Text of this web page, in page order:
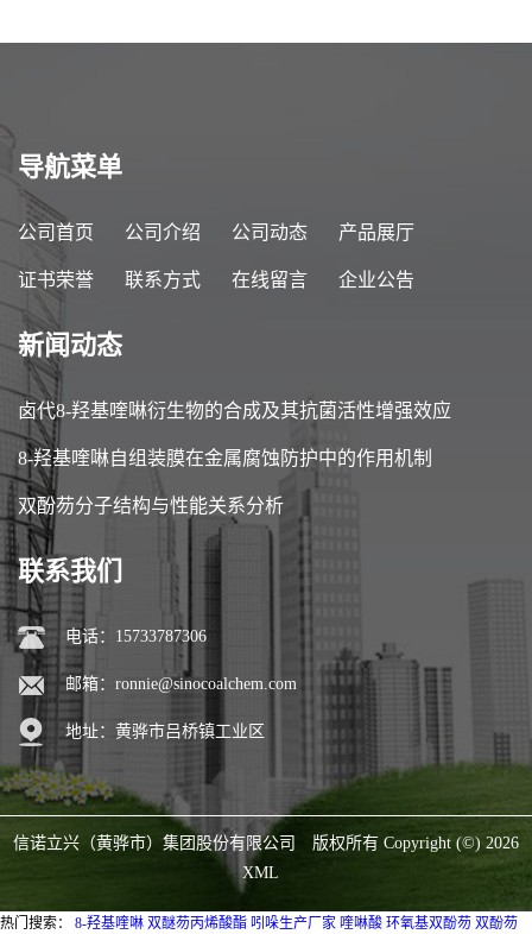
导航菜单
公司首页 公司介绍 公司动态 产品展厅
证书荣誉 联系方式 在线留言 企业公告
新闻动态
卤代8-羟基喹啉衍生物的合成及其抗菌活性增强效应
8-羟基喹啉自组装膜在金属腐蚀防护中的作用机制
双酚芴分子结构与性能关系分析
联系我们
电话：15733787306
邮箱： ronnie@sinocoalchem.com
地址：黄骅市吕桥镇工业区
信诺立兴（黄骅市）集团股份有限公司
版权所有 Copyright (©) 2026
XML
热门搜索： 8-羟基喹啉 双醚芴丙烯酸酯 吲哚生产厂家 喹啉酸 环氧基双酚芴 双酚芴